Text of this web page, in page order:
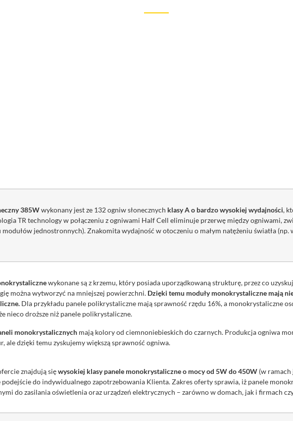
385Wwykonany jest ze 132 ogniw słonecznych klasy A o bardzo wysokiej wydajności,
TR technology w połączeniu z ogniwami Half Cell eliminuje przerwę między ogniwami,
modułów jednostronnych). Znakomita wydajność w otoczeniu o małym natężeniu światła
wykonane są z krzemu, który posiada uporządkowaną strukturę, przez co
można wytworzyć na mniejszej powierzchni. Dzięki temu moduły monokrystaliczne mają
Dla przykładu panele polikrystaliczne mają sprawność rzędu 16%, a monokrystaliczne
nieco droższe niż panele polikrystaliczne.
monokrystalicznych mają kolory od ciemnoniebieskich do czarnych. Produkcja ogniwa
ale dzięki temu zyskujemy większą sprawność ogniwa.
znajdują sięwysokiej klasy panele monokrystaliczne o mocy od 5W do 450W (w ramach
podejście do indywidualnego zapotrzebowania Klienta. Zakres oferty sprawia, iż panele
do zasilania oświetlenia oraz urządzeń elektrycznych – zarówno w domach, jak i firmach